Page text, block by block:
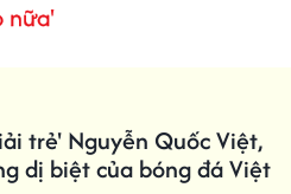
nữa'
trẻ' Nguyễn Quốc Việt,
dị biệt của bóng đá Việt